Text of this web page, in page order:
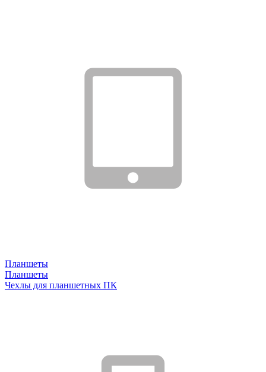
Планшеты
Планшеты
Чехлы для планшетных ПК